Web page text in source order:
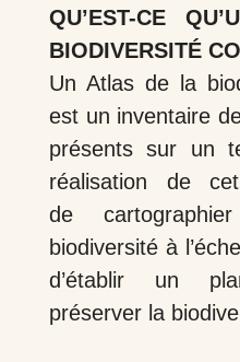
QU’EST-CE
BIODIVERSITÉ
Un Atlas de la
est un inventaire
présents sur un
réalisation de
de
biodiversité à
d’établir un
préserver la